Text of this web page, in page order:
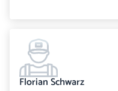
Florian Schwarz